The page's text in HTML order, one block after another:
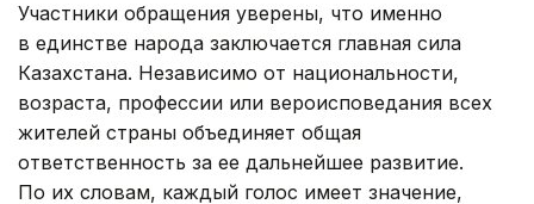
Участники обращения уверены, что именно
в единстве народа заключается главная сила
Казахстана. Независимо от национальности,
возраста, профессии или вероисповедания всех
жителей страны объединяет общая
ответственность за ее дальнейшее развитие.
По их словам, каждый голос имеет значение,